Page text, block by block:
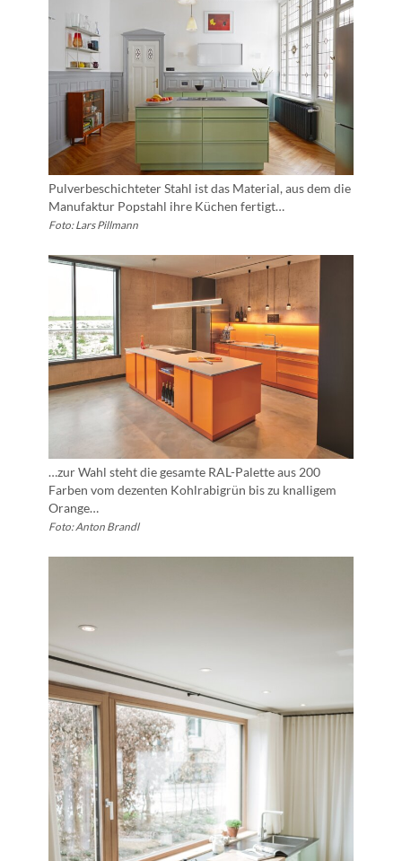
Pulverbeschichteter Stahl ist das Material, aus dem die
Manufaktur Popstahl ihre Küchen fertigt…
Foto: Lars Pillmann
…zur Wahl steht die gesamte RAL-Palette aus 200
Farben vom dezenten Kohlrabigrün bis zu knalligem
Orange…
Foto: Anton Brandl